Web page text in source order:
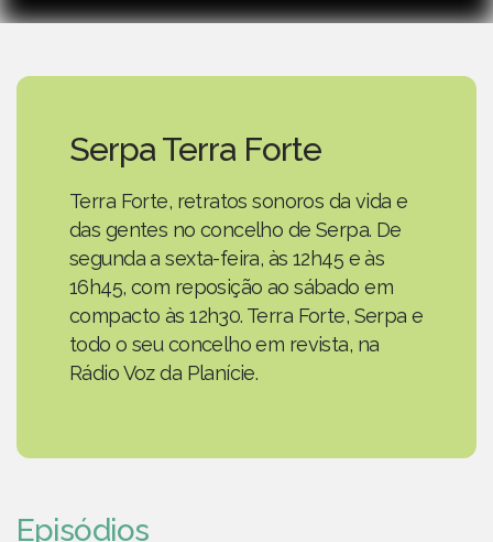
Serpa Terra Forte
Terra Forte, retratos sonoros da vida e
das gentes no concelho de Serpa. De
segunda a sexta-feira, às 12h45 e às
16h45, com reposição ao sábado em
compacto às 12h30. Terra Forte, Serpa e
todo o seu concelho em revista, na
Rádio Voz da Planície.
Episódios